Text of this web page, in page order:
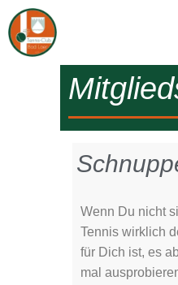
Wenn Du nicht
Tennis wirklich
für Dich ist, es
mal